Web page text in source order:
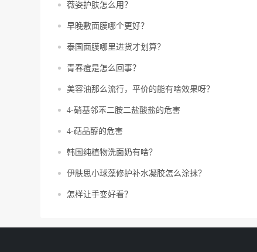
薇姿护肤怎么用？
早晚敷面膜哪个更好？
泰国面膜哪里进货才划算？
青春痘是怎么回事？
美容油那么流行，平价的能有啥效果呀？
4-硝基邻苯二胺二盐酸盐的危害
4-萜品醇的危害
韩国纯植物洗面奶有啥？
伊肤思小球藻修护补水凝胶怎么涂抹？
怎样让手变好看？